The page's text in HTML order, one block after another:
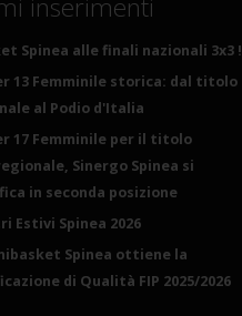
inserimenti
Spinea alle finali nazionali 3x3 !
13 Femminile storica: dal titolo
al Podio d'Italia
17 Femminile per il titolo
Sinergo Spinea si
in seconda posizione
Estivi Spinea 2026
Spinea ottiene la
di Qualità FIP 2025/2026